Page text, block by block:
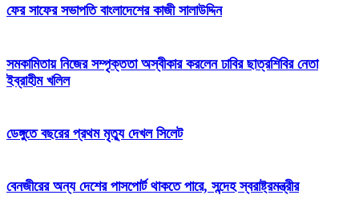
ফের সাফের সভাপতি বাংলাদেশের কাজী সালাউদ্দিন
সমকামিতায় নিজের সম্পৃক্ততা অস্বীকার করলেন ঢাবির ছাত্রশিবির নেতা
ইব্রাহীম খলিল
ডেঙ্গুতে বছরের প্রথম মৃত্যু দেখল সিলেট
বেনজীরের অন্য দেশের পাসপোর্ট থাকতে পারে, সন্দেহ স্বরাষ্ট্রমন্ত্রীর